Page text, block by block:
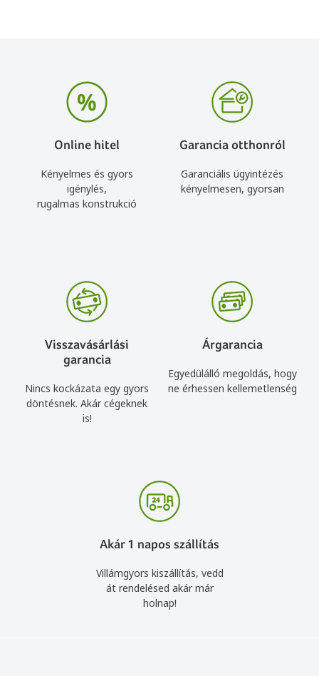
Online hitel
Kényelmes és gyors
igénylés,
rugalmas konstrukció
Garancia otthonról
Garanciális ügyintézés
kényelmesen, gyorsan
Visszavásárlási
garancia
Nincs kockázata egy gyors
döntésnek. Akár cégeknek
is!
Árgarancia
Egyedülálló megoldás, hogy
ne érhessen kellemetlenség
Akár 1 napos szállítás
Villámgyors kiszállítás, vedd
át rendelésed akár már
holnap!